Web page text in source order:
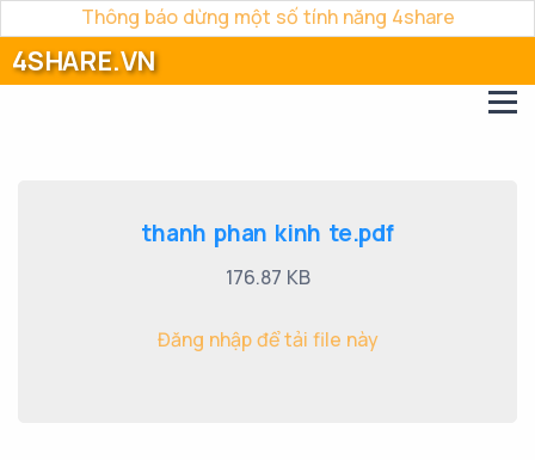
Thông báo dừng một số tính năng 4share
4SHARE.VN
thanh phan kinh te.pdf
176.87 KB
Đăng nhập để tải file này